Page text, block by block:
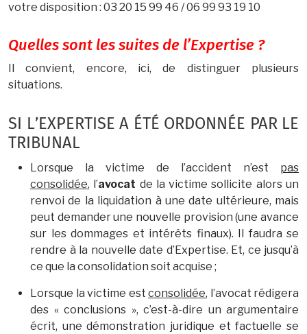
votre disposition : 03 20 15 99 46 / 06 99 93 19 10
Quelles sont les suites de l’Expertise ?
Il convient, encore, ici, de distinguer plusieurs
situations.
SI L’EXPERTISE A ÉTÉ ORDONNÉE PAR LE
TRIBUNAL
Lorsque la victime de l’accident n’est pas
consolidée, l’avocat de la victime sollicite alors un
renvoi de la liquidation à une date ultérieure, mais
peut demander une nouvelle provision (une avance
sur les dommages et intérêts finaux). Il faudra se
rendre à la nouvelle date d’Expertise. Et, ce jusqu’à
ce que la consolidation soit acquise ;
Lorsque la victime est consolidée, l’avocat rédigera
des « conclusions », c’est-à-dire un argumentaire
écrit, une démonstration juridique et factuelle se